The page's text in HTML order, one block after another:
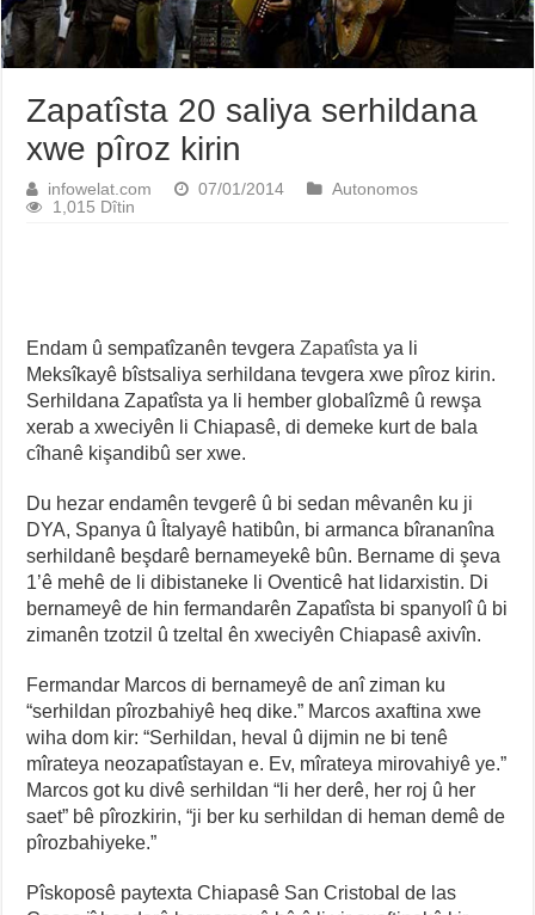
Zapatîsta 20 saliya serhildana
xwe pîroz kirin
infowelat.com 07/01/2014
Autonomos
1,015 Dîtin
Endam û sempatîzanên tevgeraZapatîstaya li
Meksîkayê bîstsaliya serhildana tevgera xwe pîroz kirin.
Serhildana Zapatîsta ya li hember globalîzmê û rewşa
xerab a xweciyên li Chiapasê, di demeke kurt de bala
cîhanê kişandibû ser xwe.
Du hezar endamên tevgerê û bi sedan mêvanên ku ji
DYA, Spanya û Îtalyayê hatibûn, bi armanca bîrananîna
serhildanê beşdarê bernameyekê bûn. Bername di şeva
1’ê mehê de li dibistaneke li Oventicê hat lidarxistin. Di
bernameyê de hin fermandarên Zapatîsta bi spanyolî û bi
zimanên tzotzil û tzeltal ên xweciyên Chiapasê axivîn.
Fermandar Marcos di bernameyê de anî ziman ku
“serhildan pîrozbahiyê heq dike.” Marcos axaftina xwe
wiha dom kir: “Serhildan, heval û dijmin ne bi tenê
mîrateya neozapatîstayan e. Ev, mîrateya mirovahiyê ye.”
Marcos got ku divê serhildan “li her derê, her roj û her
saet” bê pîrozkirin, “ji ber ku serhildan di heman demê de
pîrozbahiyeke.”
Pîskoposê paytexta Chiapasê San Cristobal de las